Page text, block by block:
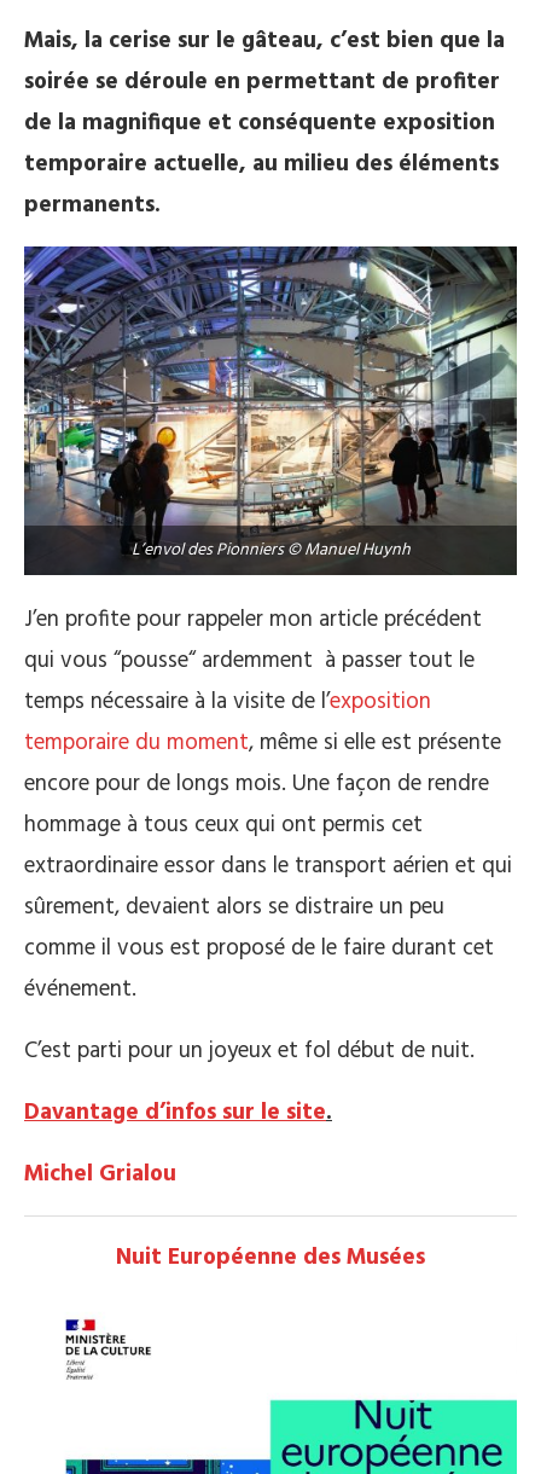
Mais, la cerise sur le gâteau, c’est bien que la
soirée se déroule en permettant de profiter
de la magnifique et conséquente exposition
temporaire actuelle, au milieu des éléments
permanents.
L’envol des Pionniers © Manuel Huynh
J’en profite pour rappeler mon article précédent
qui vous “pousse“ ardemment à passer tout le
temps nécessaire à la visite de l’exposition
temporaire du moment, même si elle est présente
encore pour de longs mois. Une façon de rendre
hommage à tous ceux qui ont permis cet
extraordinaire essor dans le transport aérien et qui
sûrement, devaient alors se distraire un peu
comme il vous est proposé de le faire durant cet
événement.
C’est parti pour un joyeux et fol début de nuit.
Davantage d’infos sur le site.
Michel Grialou
Nuit Européenne des Musées